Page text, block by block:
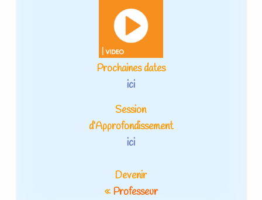
Prochaines dates
ici
Session
d’Approfondissement
ici
Devenir
«Professeur